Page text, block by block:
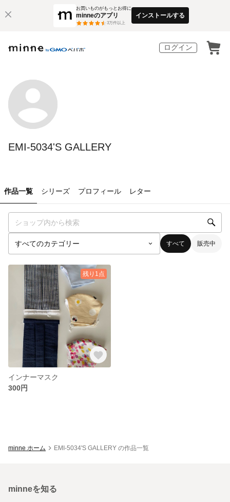
お買いものがもっとお得に
minneのアプリ
3万件以上
インストールする
ログイン
EMI-5034'S GALLERY
作品一覧 シリーズ プロフィール レター
すべて 販売中
残り1点
インナーマスク
300円
minne ホーム EMI-5034'S GALLERY の作品一覧
minneを知る